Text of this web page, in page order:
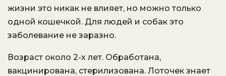
жизни это никак не влияет, но можно только
одной кошечкой. Для людей и собак это
заболевание не заразно.
Возраст около 2-х лет. Обработана,
вакцинирована, стерилизована. Лоточек знает